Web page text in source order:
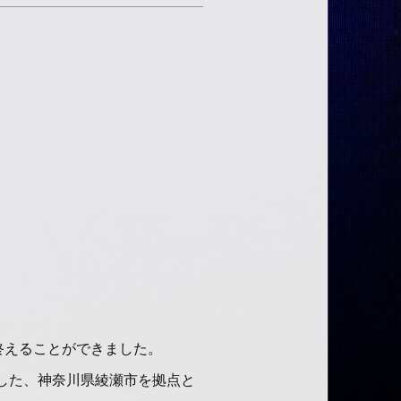
ることができました。
、神奈川県綾瀬市を拠点と